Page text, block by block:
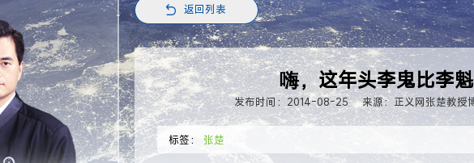
返回列表
嗨，这年头李鬼比李
发布时间：2014-08-25 来源：正义网张楚教授
标签： 张楚